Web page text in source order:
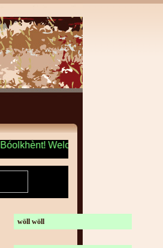
Bóolkhènt! Welcome! Benvenuto! +
wöll wöll